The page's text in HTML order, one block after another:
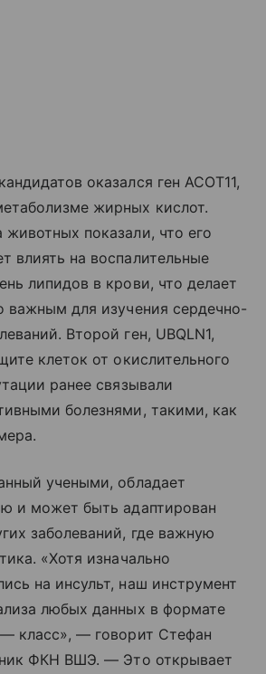
оказался ген ACOT11,
жирных кислот.
показали, что его
влиять на воспалительные
липидов в крови, что делает
важным для изучения сердечно-
Второй ген, UBQLN1,
клеток от окислительного
ранее связывали
болезнями, такими, как
учеными, обладает
и может быть адаптирован
заболеваний, где важную
«Хотя изначально
на инсульт, наш инструмент
любых данных в формате
класс», — говорит Стефан
ФКН ВШЭ. — Это открывает